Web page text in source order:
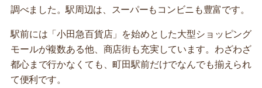
調べました。駅周辺は、スーパーもコンビニも豊富です。
駅前には「小田急百貨店」を始めとした大型ショッピング
モールが複数ある他、商店街も充実しています。わざわざ
都心まで行かなくても、町田駅前だけでなんでも揃えられ
て便利です。